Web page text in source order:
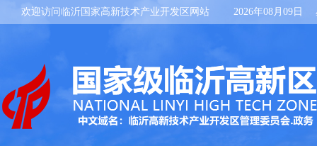
欢迎访问临沂国家高新技术产业开发区网站 2026年08月09日